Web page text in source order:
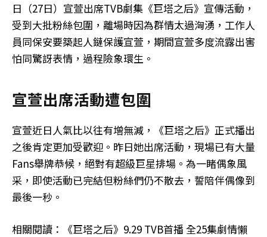
日（27日）宣萱出席TVB劇集《巨塔之后》宣傳活動，
受到大批粉絲包圍，離場時因為群情太過洶湧，工作人
員同保安要築起人鏈保護宣萱，期間宣萱多度流露出害
怕同驚訝表情，過程險象環生。
宣萱出席活動遭包圍
宣萱近日人氣比以往有增無減，《巨塔之后》正式播出
之後肯定更加受歡迎。昨日她出席活動，現場已有大量
Fans舉牌恭候，絕對有超級巨星排場。為一睹偶象風
采，即使活動已完結但粉絲們仍不散去，誓陪伴偶像到
最後一秒。
相關閱讀：《巨塔之后》9.29 TVB首播 全25集劇情懶